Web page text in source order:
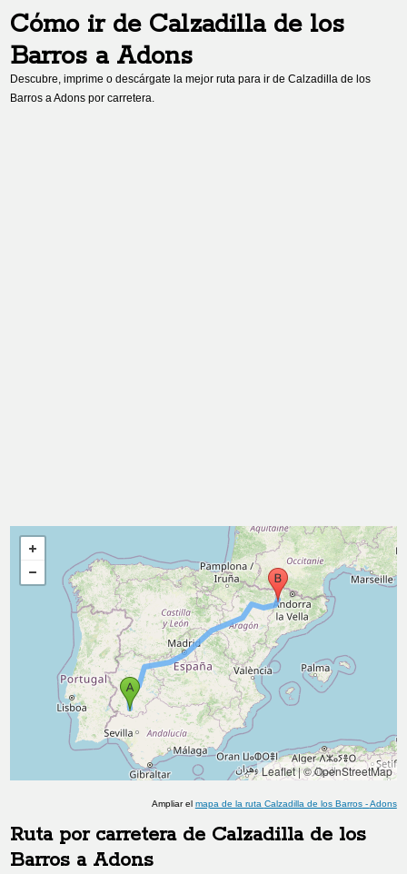
Cómo ir de Calzadilla de los
Barros a Adons
Descubre, imprime o descárgate la mejor ruta para ir deCalzadilla de los
Barros aAdons por carretera.
Leaflet|© OpenStreetMap
Ampliar el mapa de la ruta Calzadilla de los Barros-Adons
Ruta por carretera de Calzadilla de los
Barros a Adons